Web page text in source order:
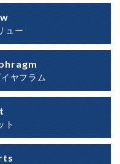
ュー
ヤフラム
ト